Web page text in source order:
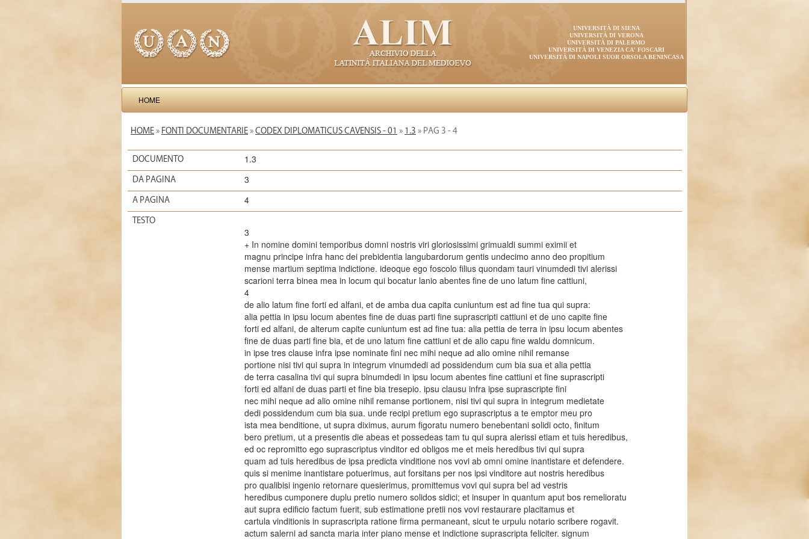
UNIVERSITÀ DI SIENA
UNIVERSITÀ DI VERONA
UNIVERSITÀ DI PALERMO
UNIVERSITÀ DI VENEZIA CA' FOSCARI
UNIVERSITÀ DI NAPOLI SUOR ORSOLA BENINCASA
HOME
HOME » FONTI DOCUMENTARIE » CODEX DIPLOMATICUS CAVENSIS - 01 » 1.3 » PAG 3 - 4
DOCUMENTO 1.3
DA PAGINA 3
A PAGINA 4
TESTO
3
+ In nomine domini temporibus domni nostris viri gloriosissimi grimualdi summi eximii et
magnu principe infra hanc dei prebidentia langubardorum gentis undecimo anno deo propitium
mense martium septima indictione. ideoque ego foscolo filius quondam tauri vinumdedi tivi alerissi
scarioni terra binea mea in locum qui bocatur lanio abentes fine de uno latum fine cattiuni,
4
de alio latum fine forti ed alfani, et de amba dua capita cuniuntum est ad fine tua qui supra:
alia pettia in ipsu locum abentes fine de duas parti fine suprascripti cattiuni et de uno capite fine
forti ed alfani, de alterum capite cuniuntum est ad fine tua: alia pettia de terra in ipsu locum abentes
fine de duas parti fine bia, et de uno latum fine cattiuni et de alio capu fine waldu domnicum.
in ipse tres clause infra ipse nominate fini nec mihi neque ad alio omine nihil remanse
portione nisi tivi qui supra in integrum vinumdedi ad possidendum cum bia sua et alia pettia
de terra casalina tivi qui supra binumdedi in ipsu locum abentes fine cattiuni et fine suprascripti
forti ed alfani de duas parti et fine bia tresepio. ipsu clausu infra ipse suprascripte fini
nec mihi neque ad alio omine nihil remanse portionem, nisi tivi qui supra in integrum medietate
dedi possidendum cum bia sua. unde recipi pretium ego suprascriptus a te emptor meu pro
ista mea benditione, ut supra diximus, aurum figoratu numero benebentani solidi octo, finitum
bero pretium, ut a presentis die abeas et possedeas tam tu qui supra alerissi etiam et tuis heredibus,
ed oc repromitto ego suprascriptus vinditor ed obligos me et meis heredibus tivi qui supra
quam ad tuis heredibus de ipsa predicta vinditione nos vovi ab omni omine inantistare et defendere.
quis si menime inantistare potuerimus, aut forsitans per nos ipsi vinditore aut nostris heredibus
pro qualibisi ingenio retornare quesierimus, promittemus vovi qui supra bel ad vestris
heredibus cumponere duplu pretio numero solidos sidici; et insuper in quantum aput bos remelioratu
aut supra edificio factum fuerit, sub estimatione pretii nos vovi restaurare placitamus et
cartula vinditionis in suprascripta ratione firma permaneant, sicut te urpulu notario scribere rogavit.
actum salerni ad sancta maria inter piano mense et indictione suprascripta feliciter. signum